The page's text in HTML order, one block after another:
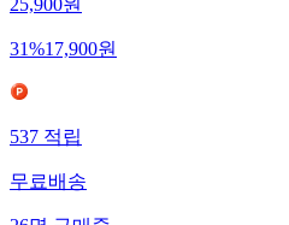
25,900원
31%17,900원
537적립
무료배송